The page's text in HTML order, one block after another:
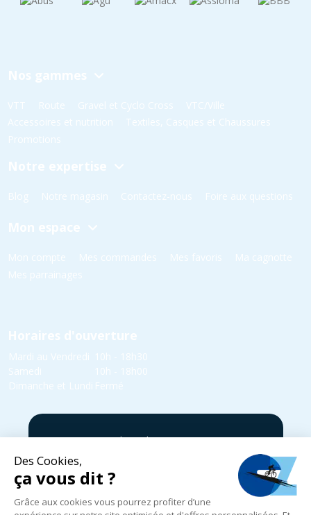
Nos gammes
VTT Route Gravel et Cyclo Cross
VTC/Ville
Accessoires et nutrition
Textiles, Casques et Chaussures
Promotions
Notre expertise
Blog Notre magasin Contactez-nous Foire aux questions
Mon espace
Mon compte Mes commandes Mes favoris
Ma cagnotte
Mes parrainages
Horaires d'ouverture
Mardi au Vendredi
10h - 18h30
Samedi
10h - 18h00
Dimanche et Lundi Fermé
5 rue Yvonne Edmond Foinant,
03 24 52 05 87